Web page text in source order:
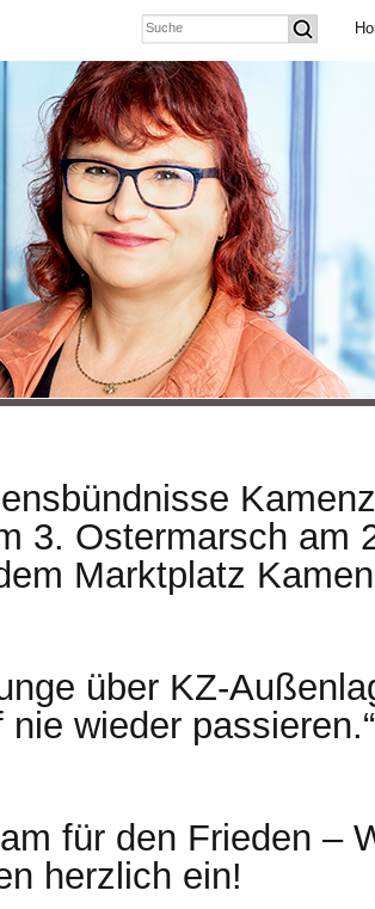
3. Ostermarsch am
Marktplatz
über KZ-
nie wieder passieren.“
für den Frieden –
herzlich ein!